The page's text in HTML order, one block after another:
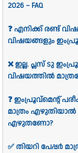
2026 – FAQ
❓ എനിക്ക് രണ്ട്
വിഷയങ്ങളും
❌ ഇല്ല. പ്ലസ് ടു
വിഷയത്തിൽ
❓ ഇംപ്രൂവ്മെന്റ്
മാത്രം എഴുതിയാൽ
എഴുതണോ?
✅ തിയറി പേപ്പർ